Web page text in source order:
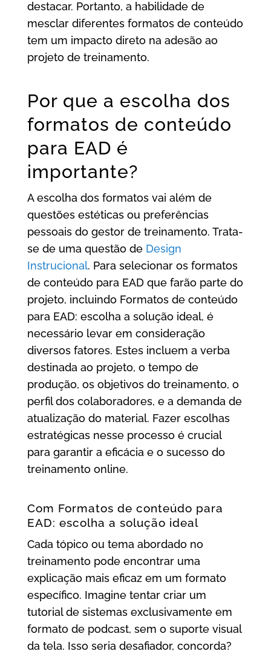
destacar. Portanto, a habilidade de
mesclar diferentes formatos de conteúdo
tem um impacto direto na adesão ao
projeto de treinamento.
Por que a escolha dos
formatos de conteúdo
para EAD é
importante?
A escolha dos formatos vai além de
questões estéticas ou preferências
pessoais do gestor de treinamento. Trata-
se de uma questão de Design
Instrucional. Para selecionar os formatos
de conteúdo para EAD que farão parte do
projeto, incluindo Formatos de conteúdo
para EAD: escolha a solução ideal, é
necessário levar em consideração
diversos fatores. Estes incluem a verba
destinada ao projeto, o tempo de
produção, os objetivos do treinamento, o
perfil dos colaboradores, e a demanda de
atualização do material. Fazer escolhas
estratégicas nesse processo é crucial
para garantir a eficácia e o sucesso do
treinamento online.
Com Formatos de conteúdo para
EAD: escolha a solução ideal
Cada tópico ou tema abordado no
treinamento pode encontrar uma
explicação mais eficaz em um formato
específico. Imagine tentar criar um
tutorial de sistemas exclusivamente em
formato de podcast, sem o suporte visual
da tela. Isso seria desafiador, concorda?